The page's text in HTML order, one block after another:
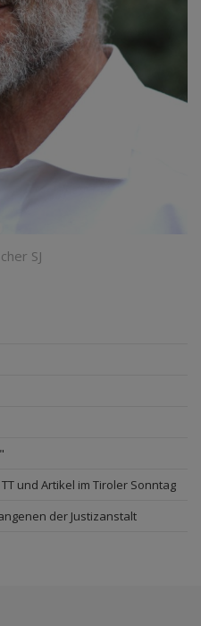
SJ
und Artikel im Tiroler Sonntag
der Justizanstalt